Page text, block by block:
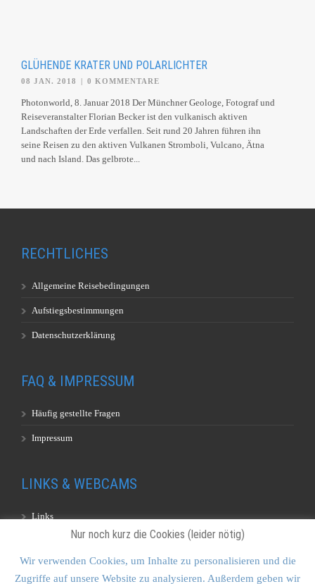
GLÜHENDE KRATER UND POLARLICHTER
08 JAN. 2018 | 0 KOMMENTARE
Photonworld, 8. Januar 2018 Der Münchner Geologe, Fotograf und
Reiseveranstalter Florian Becker ist den vulkanisch aktiven
Landschaften der Erde verfallen. Seit rund 20 Jahren führen ihn
seine Reisen zu den aktiven Vulkanen Stromboli, Vulcano, Ätna
und nach Island. Das gelbrote...
RECHTLICHES
Allgemeine Reisebedingungen
Aufstiegsbestimmungen
Datenschutzerklärung
FAQ & IMPRESSUM
Häufig gestellte Fragen
Impressum
LINKS & WEBCAMS
Links
Nur noch kurz die Cookies (leider nötig)
Wir verwenden Cookies, um Inhalte zu personalisieren und die
Zugriffe auf unsere Website zu analysieren. Außerdem geben wir